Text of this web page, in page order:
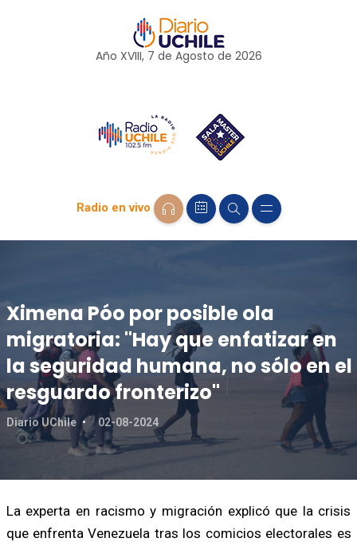
Año XVIII, 7 de Agosto de 2026
Radio en vivo
Ximena Póo por posible ola
migratoria: "Hay que enfatizar en
la seguridad humana, no sólo en el
resguardo fronterizo"
Diario UChile 02-08-2024
La experta en racismo y migración explicó que la crisis
que enfrenta Venezuela tras los comicios electorales es